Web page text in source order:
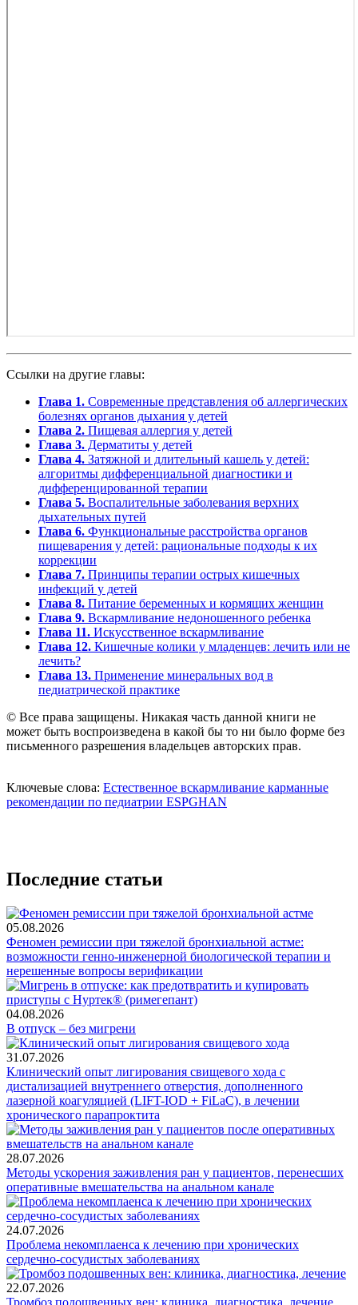
Ссылки на другие главы:
Глава 1. Современные представления об аллергических
болезнях органов дыхания у детей
Глава 2. Пищевая аллергия у детей
Глава 3. Дерматиты у детей
Глава 4. Затяжной и длительный кашель у детей:
алгоритмы дифференциальной диагностики и
дифференцированной терапии
Глава 5. Воспалительные заболевания верхних
дыхательных путей
Глава 6. Функциональные расстройства органов
пищеварения у детей: рациональные подходы к их
коррекции
Глава 7. Принципы терапии острых кишечных
инфекций у детей
Глава 8. Питание беременных и кормящих женщин
Глава 9. Вскармливание недоношенного ребенка
Глава 11. Искусственное вскармливание
Глава 12. Кишечные колики у младенцев: лечить или не
лечить?
Глава 13. Применение минеральных вод в
педиатрической практике
© Все права защищены. Никакая часть данной книги не
может быть воспроизведена в какой бы то ни было форме без
письменного разрешения владельцев авторских прав.
Ключевые слова: Естественное вскармливание карманные
рекомендации по педиатрии ESPGHAN
Последние статьи
05.08.2026
Феномен ремиссии при тяжелой бронхиальной астме:
возможности генно-инженерной биологической терапии и
нерешенные вопросы верификации
04.08.2026
В отпуск – без мигрени
31.07.2026
Клинический опыт лигирования свищевого хода с
дистализацией внутреннего отверстия, дополненного
лазерной коагуляцией (LIFT-IOD + FiLaC), в лечении
хронического парапроктита
28.07.2026
Методы ускорения заживления ран у пациентов, перенесших
оперативные вмешательства на анальном канале
24.07.2026
Проблема некомплаенса к лечению при хронических
сердечно-сосудистых заболеваниях
22.07.2026